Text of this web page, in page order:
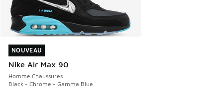
NOUVEAU
Nike Air Max 90
Homme Chaussures
Black - Chrome - Gamma Blue
NOUVEAU